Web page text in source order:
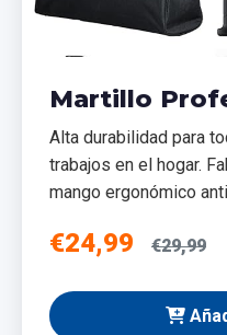
Martillo
Alta durabilidad para
trabajos en el hogar.
mango ergonómico
€24,99 €29,99